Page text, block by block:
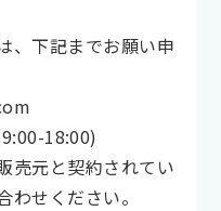
、下記までお願い申
18:00)
売元と契約されてい
わせください。